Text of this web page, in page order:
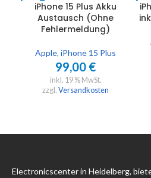
iPhone 15 Plus Akku
Austausch (Ohne
Fehlermeldung)
Apple, iPhone 15 Plus
99,00 €
inkl. 19 % MwSt.
zzgl. Versandkosten
Electronicscenter in Heidelberg,